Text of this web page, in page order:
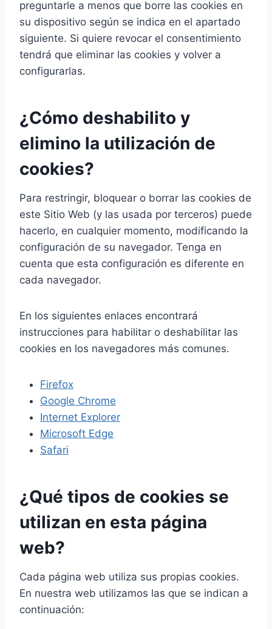
preguntarle a menos que borre las cookies en
su dispositivo según se indica en el apartado
siguiente. Si quiere revocar el consentimiento
tendrá que eliminar las cookies y volver a
configurarlas.
¿Cómo deshabilito y
elimino la utilización de
cookies?
Para restringir, bloquear o borrar las cookies de
este Sitio Web (y las usada por terceros) puede
hacerlo, en cualquier momento, modificando la
configuración de su navegador. Tenga en
cuenta que esta configuración es diferente en
cada navegador.
En los siguientes enlaces encontrará
instrucciones para habilitar o deshabilitar las
cookies en los navegadores más comunes.
Firefox
Google Chrome
Internet Explorer
Microsoft Edge
Safari
¿Qué tipos de cookies se
utilizan en esta página
web?
Cada página web utiliza sus propias cookies.
En nuestra web utilizamos las que se indican a
continuación: